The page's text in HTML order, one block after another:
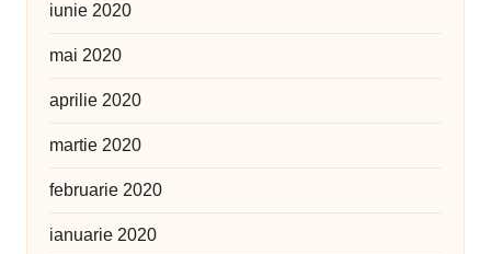
iunie 2020
mai 2020
aprilie 2020
martie 2020
februarie 2020
ianuarie 2020